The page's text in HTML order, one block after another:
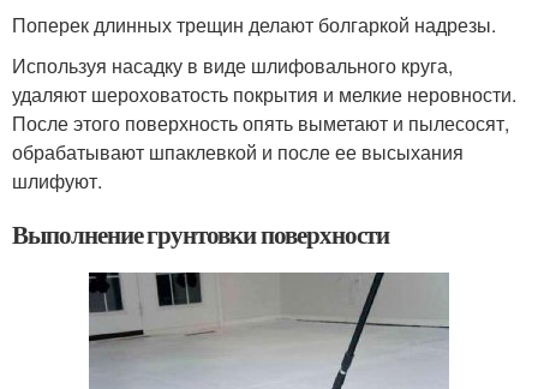
Поперек длинных трещин делают болгаркой надрезы.
Используя насадку в виде шлифовального круга,
удаляют шероховатость покрытия и мелкие неровности.
После этого поверхность опять выметают и пылесосят,
обрабатывают шпаклевкой и после ее высыхания
шлифуют.
Выполнение грунтовки поверхности